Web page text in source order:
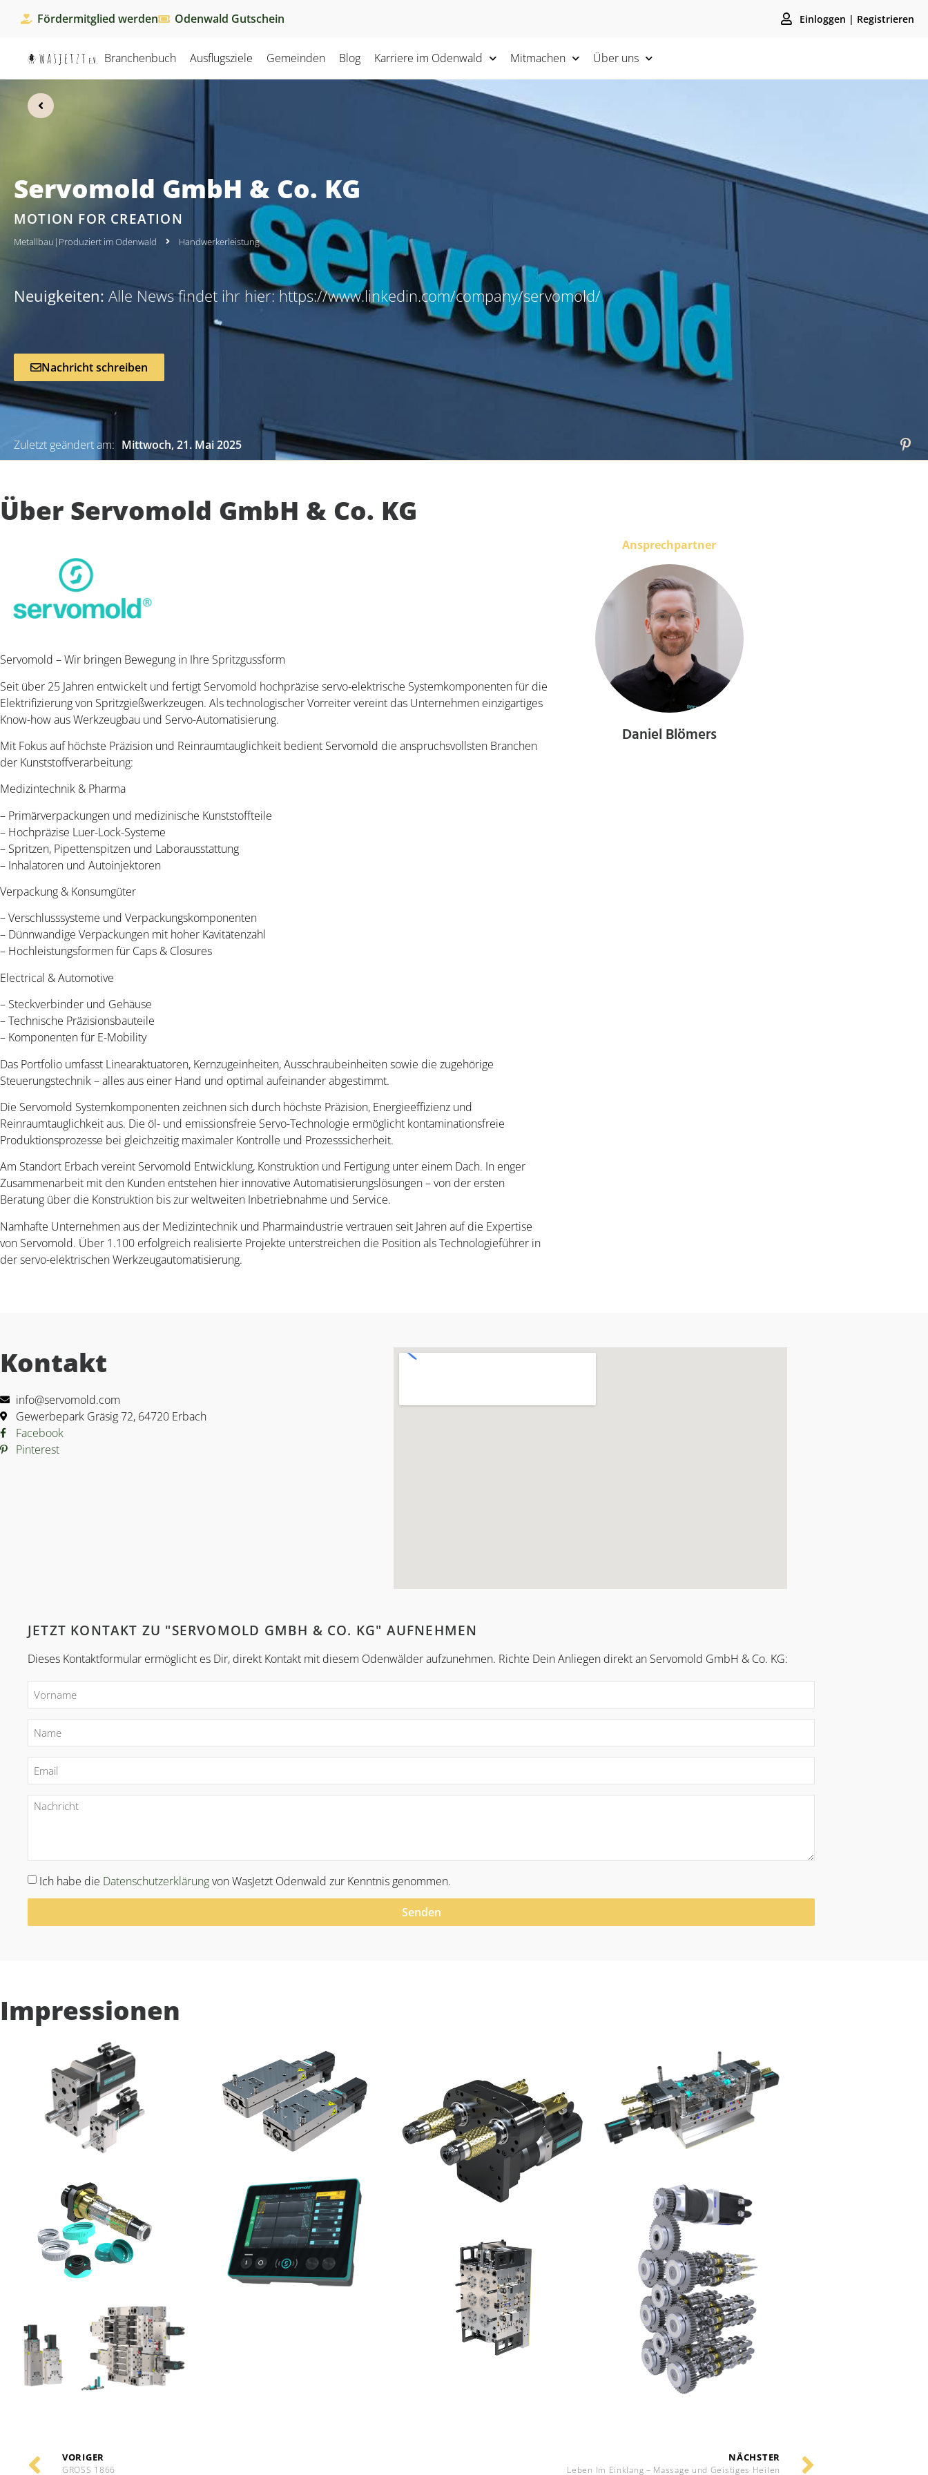
Fördermitglied werden Odenwald Gutschein Einloggen | Registrieren
Branchenbuch Ausflugsziele Gemeinden Blog Karriere im Odenwald Mitmachen Über uns
Servomold GmbH & Co. KG
MOTION FOR CREATION
Metallbau | Produziert im Odenwald Handwerkerleistung
Neuigkeiten: Alle News findet ihr hier: https://www.linkedin.com/company/servomold/
Nachricht schreiben
Zuletzt geändert am: Mittwoch, 21. Mai 2025
Über Servomold GmbH & Co. KG
Servomold – Wir bringen Bewegung in Ihre Spritzgussform
Seit über 25 Jahren entwickelt und fertigt Servomold hochpräzise servo-elektrische Systemkomponenten für die
Elektrifizierung von Spritzgießwerkzeugen. Als technologischer Vorreiter vereint das Unternehmen einzigartiges
Know-how aus Werkzeugbau und Servo-Automatisierung.
Mit Fokus auf höchste Präzision und Reinraumtauglichkeit bedient Servomold die anspruchsvollsten Branchen
der Kunststoffverarbeitung:
Medizintechnik & Pharma
– Primärverpackungen und medizinische Kunststoffteile
– Hochpräzise Luer-Lock-Systeme
– Spritzen, Pipettenspitzen und Laborausstattung
– Inhalatoren und Autoinjektoren
Verpackung & Konsumgüter
– Verschlusssysteme und Verpackungskomponenten
– Dünnwandige Verpackungen mit hoher Kavitätenzahl
– Hochleistungsformen für Caps & Closures
Electrical & Automotive
– Steckverbinder und Gehäuse
– Technische Präzisionsbauteile
– Komponenten für E-Mobility
Das Portfolio umfasst Linearaktuatoren, Kernzugeinheiten, Ausschraubeinheiten sowie die zugehörige
Steuerungstechnik – alles aus einer Hand und optimal aufeinander abgestimmt.
Die Servomold Systemkomponenten zeichnen sich durch höchste Präzision, Energieeffizienz und
Reinraumtauglichkeit aus. Die öl- und emissionsfreie Servo-Technologie ermöglicht kontaminationsfreie
Produktionsprozesse bei gleichzeitig maximaler Kontrolle und Prozesssicherheit.
Am Standort Erbach vereint Servomold Entwicklung, Konstruktion und Fertigung unter einem Dach. In enger
Zusammenarbeit mit den Kunden entstehen hier innovative Automatisierungslösungen – von der ersten
Beratung über die Konstruktion bis zur weltweiten Inbetriebnahme und Service.
Namhafte Unternehmen aus der Medizintechnik und Pharmaindustrie vertrauen seit Jahren auf die Expertise
von Servomold. Über 1.100 erfolgreich realisierte Projekte unterstreichen die Position als Technologieführer in
der servo-elektrischen Werkzeugautomatisierung.
Ansprechpartner
Daniel Blömers
Kontakt
info@servomold.com
Gewerbepark Gräsig 72, 64720 Erbach
Facebook
Pinterest
JETZT KONTAKT ZU "SERVOMOLD GMBH & CO. KG" AUFNEHMEN
Dieses Kontaktformular ermöglicht es Dir, direkt Kontakt mit diesem Odenwälder aufzunehmen. Richte Dein Anliegen direkt an Servomold GmbH & Co. KG:
Ich habe die Datenschutzerklärungvon WasJetzt Odenwald zur Kenntnis genommen.
Senden
Impressionen
VORIGER
GROSS 1866
NÄCHSTER
Leben Im Einklang – Massage und Geistiges Heilen